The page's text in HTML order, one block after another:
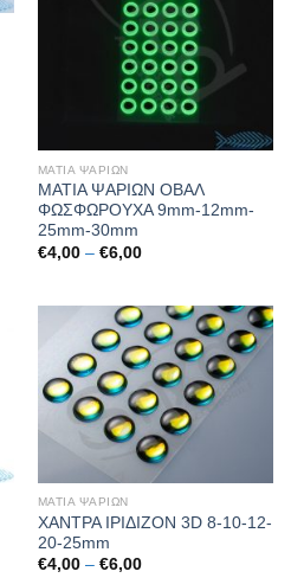
ΜΑΤΙΑ ΨΑΡΙΩΝ
ΜΑΤΙΑ ΨΑΡΙΩΝ ΟΒΑΛ
ΦΩΣΦΩΡΟΥΧΑ 9mm-12mm-
25mm-30mm
€4,00 – €6,00Price
€6,00
ΜΑΤΙΑ ΨΑΡΙΩΝ
ΧΑΝΤΡΑ ΙΡΙΔΙΖΟΝ 3D 8-10-12-
20-25mm
€4,00 – €6,00Price